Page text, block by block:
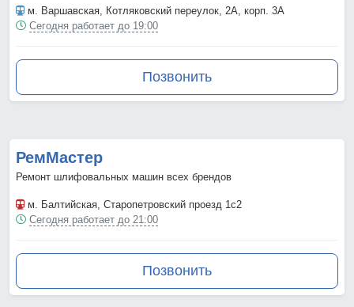
м. Варшавская, Котляковский переулок, 2А, корп. 3А
Сегодня работает до 19:00
Позвонить
РемМастер
Ремонт шлифовальных машин всех брендов
м. Балтийская, Старопетровский проезд 1с2
Сегодня работает до 21:00
Позвонить